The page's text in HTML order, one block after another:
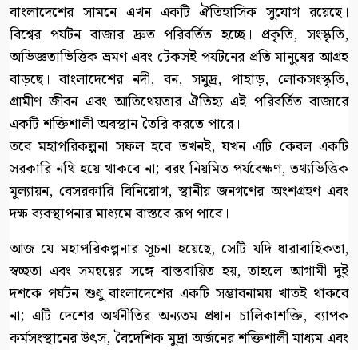
বাংলাদেশের সামনে এখন একটি ঐতিহাসিক সুযোগ রয়েছে।
বিশ্বের পর্যটন বাজার দ্রুত পরিবর্তিত হচ্ছে। প্রকৃতি, সংস্কৃতি,
অভিজ্ঞতাভিত্তিক ভ্রমণ এবং টেকসই পর্যটনের প্রতি মানুষের আগ্রহ
বাড়ছে। বাংলাদেশের নদী, বন, সমুদ্র, পাহাড়, লোকসংস্কৃতি,
গ্রামীণ জীবন এবং আতিথেয়তার ঐতিহ্য এই পরিবর্তিত বাজারে
একটি শক্তিশালী অবস্থান তৈরি করতে পারে।
তবে মহাপরিকল্পনা সফল হবে তখনই, যখন এটি কেবল একটি
সরকারি নথি হয়ে থাকবে না; বরং নিয়মিত পর্যবেক্ষণ, তথ্যভিত্তিক
মূল্যায়ন, বেসরকারি বিনিয়োগ, স্থানীয় জনগণের অংশগ্রহণ এবং
দক্ষ ব্যবস্থাপনার মাধ্যমে বাস্তবে রূপ পাবে।
আজ যে মহাপরিকল্পনার সূচনা হয়েছে, সেটি যদি ধারাবাহিকতা,
স্বচ্ছতা এবং সমন্বয়ের সঙ্গে বাস্তবায়িত হয়, তাহলে আগামী দুই
দশকে পর্যটন শুধু বাংলাদেশের একটি সম্ভাবনাময় খাতই থাকবে
না; এটি দেশের অর্থনীতির অন্যতম প্রধান চালিকাশক্তি, ব্যাপক
কর্মসংস্থানের উৎস, বৈদেশিক মুদ্রা অর্জনের শক্তিশালী মাধ্যম এবং